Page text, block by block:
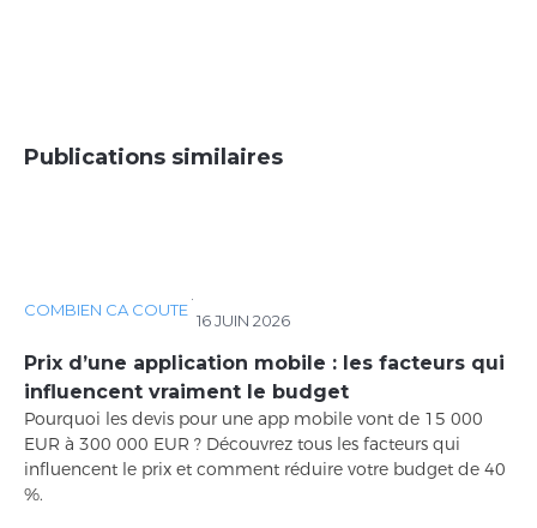
Publications similaires
COMBIEN CA COUTE
·
16 JUIN 2026
Prix d’une application mobile : les facteurs qui
influencent vraiment le budget
Pourquoi les devis pour une app mobile vont de 15 000
EUR à 300 000 EUR ? Découvrez tous les facteurs qui
influencent le prix et comment réduire votre budget de 40
%.